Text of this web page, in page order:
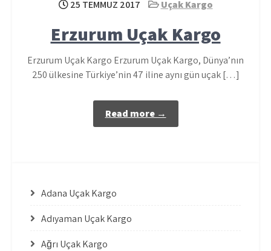
25 TEMMUZ 2017 Uçak Kargo
Erzurum Uçak Kargo
Erzurum Uçak Kargo Erzurum Uçak Kargo, Dünya’nın
250 ülkesine Türkiye’nin 47 iline aynı gün uçak […]
Read more →
Adana Uçak Kargo
Adıyaman Uçak Kargo
Ağrı Uçak Kargo